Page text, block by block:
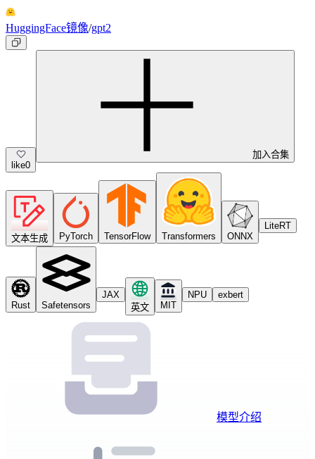
HuggingFace镜像/gpt2
like0
加入合集
文本生成 PyTorch TensorFlow Transformers ONNX
LiteRT
Rust Safetensors
JAX
英文
MIT
NPU exbert
模型介绍